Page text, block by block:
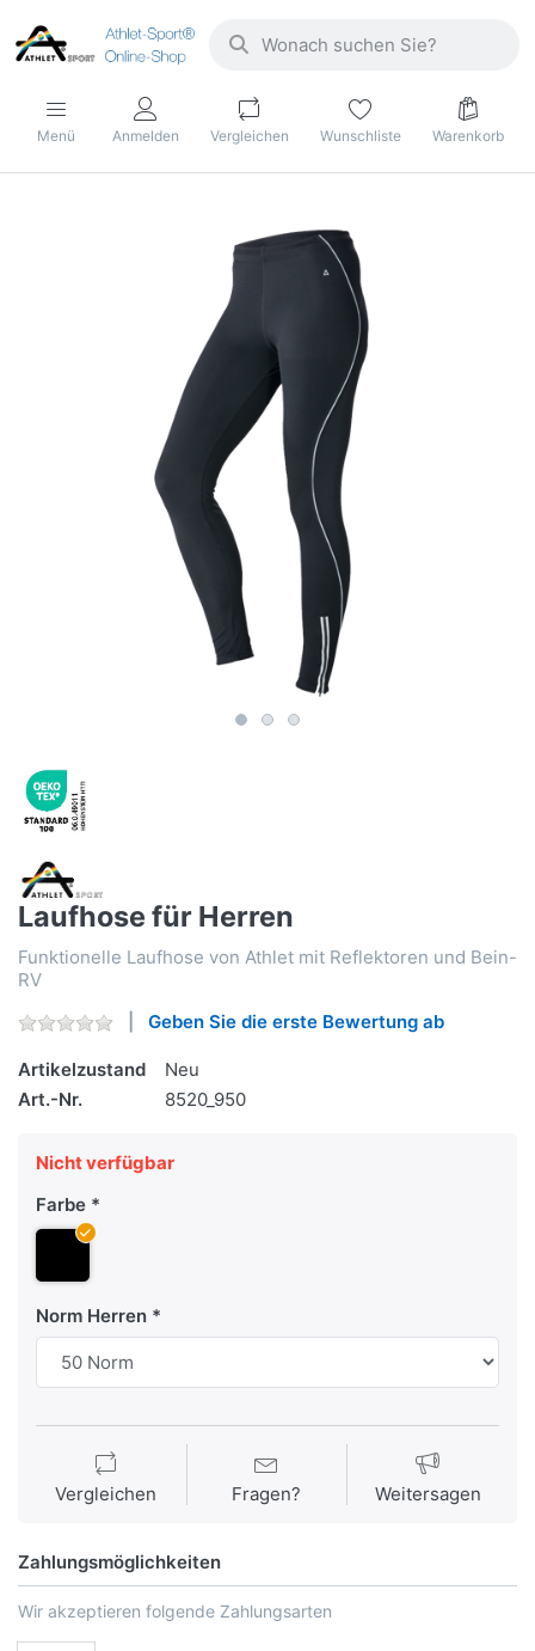
Menü Anmelden Vergleichen Wunschliste Warenkorb
Laufhose für Herren
Funktionelle Laufhose von Athlet mit Reflektoren und Bein-
RV
Geben Sie die erste Bewertung ab
Artikelzustand
Neu
Art.-Nr.
8520_950
Nicht verfügbar
Farbe
Norm Herren
Vergleichen Fragen? Weitersagen
Zahlungsmöglichkeiten
Wir akzeptieren folgende Zahlungsarten